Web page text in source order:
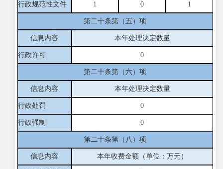
行政规范性文件 1 0 1
第二十条第（五）项
信息内容 本年处理决定数量
行政许可 0
第二十条第（六）项
信息内容 本年处理决定数量
行政处罚 0
行政强制 0
第二十条第（八）项
信息内容 本年收费金额（单位：万元）